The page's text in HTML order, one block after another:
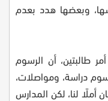
وبعضها هدد بعدم
طالبتين، أن الرسوم
دراسة، ومواصلات،
أملًا لنا، لكن المدارس